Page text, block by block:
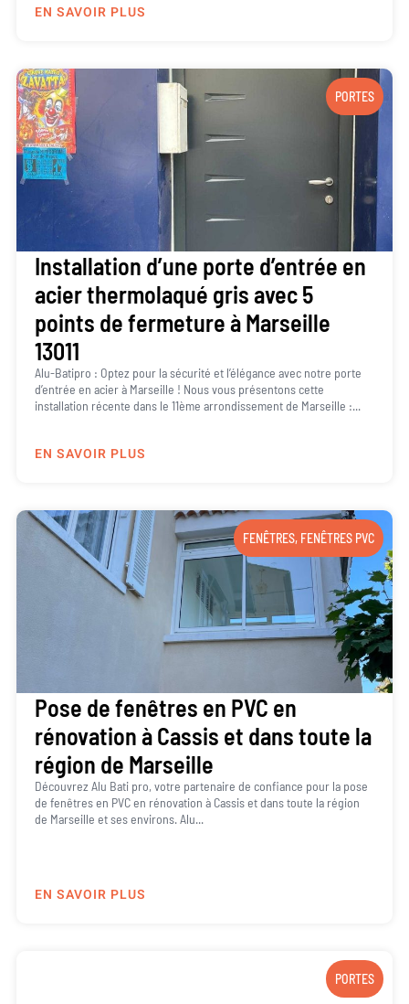
EN SAVOIR PLUS
PORTES
Installation d’une porte d’entrée en
acier thermolaqué gris avec 5
points de fermeture à Marseille
13011
Alu-Batipro : Optez pour la sécurité et l’élégance avec notre porte
d’entrée en acier à Marseille ! Nous vous présentons cette
installation récente dans le 11ème arrondissement de Marseille :...
EN SAVOIR PLUS
FENÊTRES, FENÊTRES PVC
Pose de fenêtres en PVC en
rénovation à Cassis et dans toute la
région de Marseille
Découvrez Alu Bati pro, votre partenaire de confiance pour la pose
de fenêtres en PVC en rénovation à Cassis et dans toute la région
de Marseille et ses environs. Alu...
EN SAVOIR PLUS
PORTES